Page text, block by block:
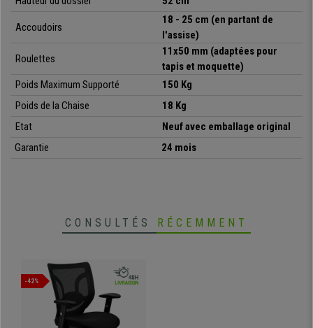
Accoudoirs
18 - 25 cm (en partant de
l'assise)
Roulettes
11x50 mm (adaptées pour
tapis et moquette)
Poids Maximum Supporté
150 Kg
Poids de la Chaise
18 Kg
Etat
Neuf avec emballage original
Garantie
24 mois
CONSULTÉS RÉCEMMENT
-42%